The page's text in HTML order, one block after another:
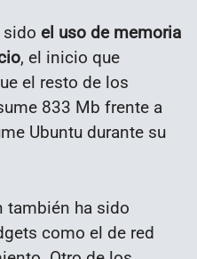
sido el uso de memoria
, el inicio que
el resto de los
833 Mb frente a
Ubuntu durante su
también ha sido
como el de red